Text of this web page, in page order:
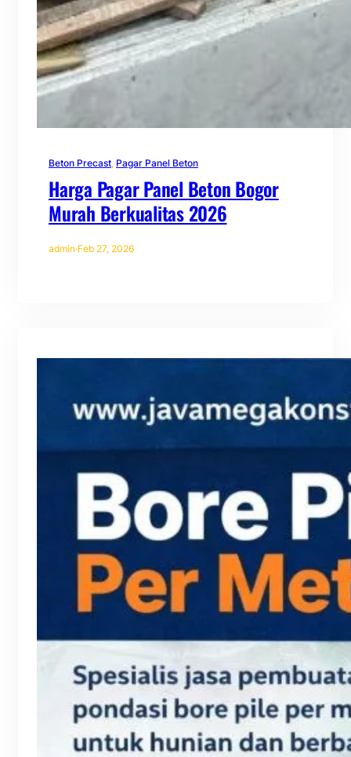
Beton Precast, Pagar Panel Beton
Harga Pagar Panel Beton Bogor
Murah Berkualitas 2026
admin·Feb 27, 2026